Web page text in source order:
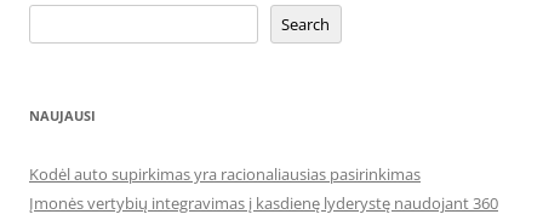
Search
NAUJAUSI
Kodėl auto supirkimas yra racionaliausias pasirinkimas
Įmonės vertybių integravimas į kasdienę lyderystę naudojant 360